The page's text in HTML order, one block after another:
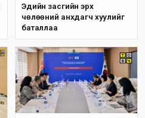
Эдийн засгийн эрх
чөлөөний анхдагч хуулийг
баталлаа